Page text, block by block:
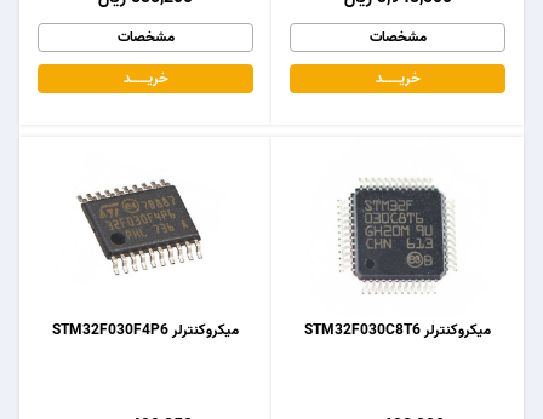
مشخصات
خریـــــــد
مشخصات
خریـــــــد
میکروکنترلر STM32F030F4P6 میکروکنترلر STM32F030C8T6